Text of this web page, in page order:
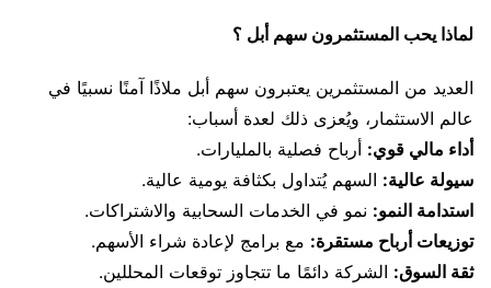
لماذا يحب المستثمرون سهم أبل ؟
العديد من المستثمرين يعتبرون سهم أبل ملاذًا آمنًا نسبيًا في
عالم الاستثمار، ويُعزى ذلك لعدة أسباب:
أداء مالي قوي: أرباح فصلية بالمليارات.
سيولة عالية: السهم يُتداول بكثافة يومية عالية.
استدامة النمو: نمو في الخدمات السحابية والاشتراكات.
توزيعات أرباح مستقرة: مع برامج لإعادة شراء الأسهم.
ثقة السوق: الشركة دائمًا ما تتجاوز توقعات المحللين.